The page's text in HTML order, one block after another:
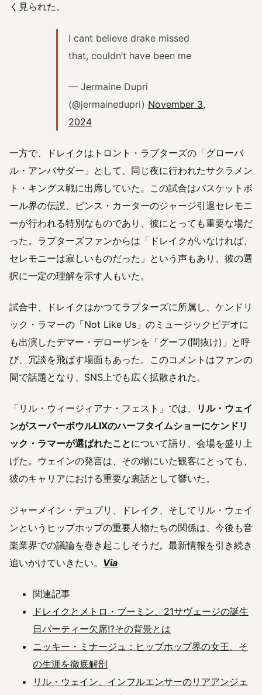
く見られた。
I cant believe drake missed
that, couldn’t have been me
— Jermaine Dupri
(@jermainedupri) November 3,
2024
一方で、ドレイクはトロント・ラプターズの「グローバ
ル・アンバサダー」として、同じ夜に行われたサクラメン
ト・キングス戦に出席していた。この試合はバスケットボ
ール界の伝説、ビンス・カーターのジャージ引退セレモニ
ーが行われる特別なものであり、彼にとっても重要な場だ
った。ラプターズファンからは「ドレイクがいなければ、
セレモニーは寂しいものだった」という声もあり、彼の選
択に一定の理解を示す人もいた。
試合中、ドレイクはかつてラプターズに所属し、ケンドリ
ック・ラマーの「Not Like Us」のミュージックビデオに
も出演したデマー・デローザンを「グーフ(間抜け)」と呼
び、冗談を飛ばす場面もあった。このコメントはファンの
間で話題となり、SNS上でも広く拡散された。
「リル・ウィージィアナ・フェスト」では、
リル・ウェイ
ンがスーパーボウルLIXのハーフタイムショーにケンドリ
ック・ラマーが選ばれたことについて語り、会場を盛り上
げた。ウェインの発言は、その場にいた観客にとっても、
彼のキャリアにおける重要な裏話として響いた。
ジャーメイン・デュプリ、ドレイク、そしてリル・ウェイ
ンというヒップホップの重要人物たちの関係は、今後も音
楽業界での議論を巻き起こしそうだ。最新情報を引き続き
追いかけていきたい。 Via
関連記事
ドレイクとメトロ・ブーミン、21サヴェージの誕生
日パーティー欠席!?その背景とは
ニッキー・ミナージュ：ヒップホップ界の女王、そ
の生涯を徹底解剖
リル・ウェイン、インフルエンサーのリアアンジェ